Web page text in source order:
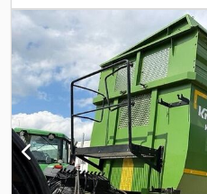
dekkstørrelse:385/65 R22.5,
kontroll (TÜV):
, drivstoff:
automatisk, utslippsklasse:Euro 5
6 000 mm
, Byggeår:2014, Utstyr:
ulykke, lastebilregistrering,